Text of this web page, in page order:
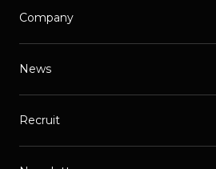
Company
News
Recruit